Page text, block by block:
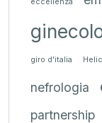
giro d'italia
nefrologia
partnership